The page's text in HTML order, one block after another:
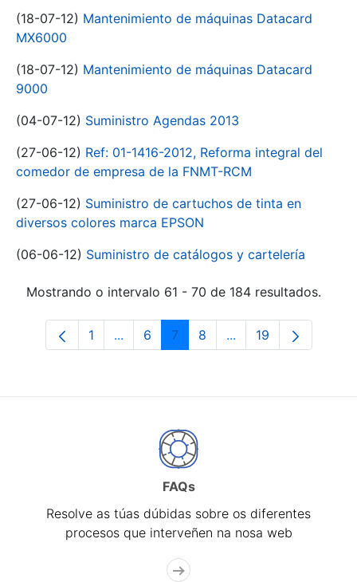
(18-07-12) Mantenimiento de máquinas Datacard
MX6000
(18-07-12) Mantenimiento de máquinas Datacard
9000
(04-07-12) Suministro Agendas 2013
(27-06-12) Ref: 01-1416-2012, Reforma integral del
comedor de empresa de la FNMT-RCM
(27-06-12) Suministro de cartuchos de tinta en
diversos colores marca EPSON
(06-06-12) Suministro de catálogos y cartelería
Mostrando o intervalo 61 - 70 de 184 resultados.
Páxina
1 ...Páxinas intermedias Use pestaña para
Páxina
6 Páxina
7 Páxina
8 ...Páxinas intermedias
Páxina
19
FAQs
Resolve as túas dúbidas sobre os diferentes
procesos que interveñen na nosa web